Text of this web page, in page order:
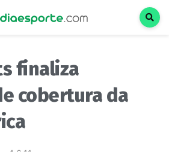
finaliza
cobertura da